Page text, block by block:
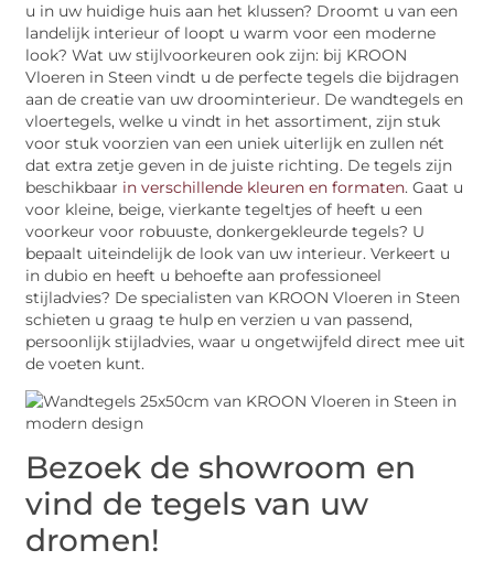
u in uw huidige huis aan het klussen? Droomt u van een
landelijk interieur of loopt u warm voor een moderne
look? Wat uw stijlvoorkeuren ook zijn: bij KROON
Vloeren in Steen vindt u de perfecte tegels die bijdragen
aan de creatie van uw droominterieur. De wandtegels en
vloertegels, welke u vindt in het assortiment, zijn stuk
voor stuk voorzien van een uniek uiterlijk en zullen nét
dat extra zetje geven in de juiste richting. De tegels zijn
beschikbaar in verschillende kleuren en formaten. Gaat u
voor kleine, beige, vierkante tegeltjes of heeft u een
voorkeur voor robuuste, donkergekleurde tegels? U
bepaalt uiteindelijk de look van uw interieur. Verkeert u
in dubio en heeft u behoefte aan professioneel
stijladvies? De specialisten van KROON Vloeren in Steen
schieten u graag te hulp en verzien u van passend,
persoonlijk stijladvies, waar u ongetwijfeld direct mee uit
de voeten kunt.
Bezoek de showroom en
vind de tegels van uw
dromen!